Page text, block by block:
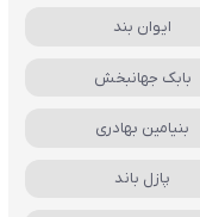
ایوان بند
بابک جهانبخش
بنیامین بهادری
پازل باند